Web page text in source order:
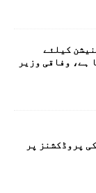
کیلئے
ہے، وفاقی وزیر
پروڈکشنز پر